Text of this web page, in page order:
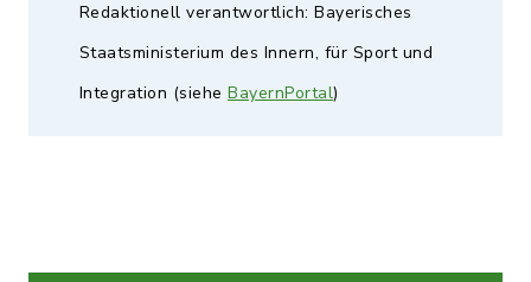
Redaktionell verantwortlich: Bayerisches
Staatsministerium des Innern, für Sport und
Integration (siehe BayernPortal)